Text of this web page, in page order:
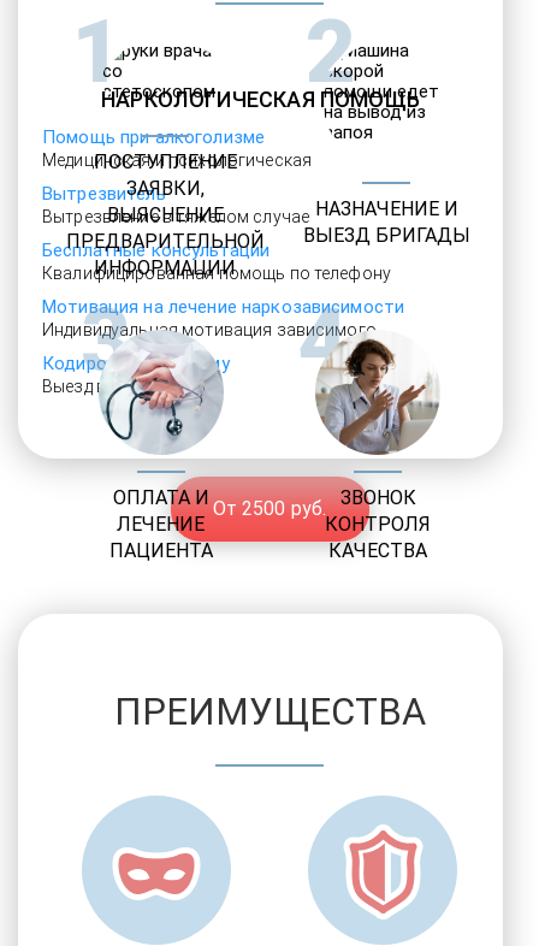
НАРКОЛОГИЧЕСКАЯ ПОМОЩЬ
Помощь при алкоголизме
Медицинская и психологическая
Вытрезвитель
Вытрезвление в тяжелом случае
Бесплатные консультации
Квалифицированная помощь по телефону
Мотивация на лечение наркозависимости
Индивидуальная мотивация зависимого
Кодирование на дому
Выезд врача на адрес
От 2500 руб.
1
ПОСТУПЛЕНИЕ
ЗАЯВКИ,
ВЫЯСНЕНИЕ
ПРЕДВАРИТЕЛЬНОЙ
ИНФОРМАЦИИ
2
НАЗНАЧЕНИЕ И
ВЫЕЗД БРИГАДЫ
3
ОПЛАТА И
ЛЕЧЕНИЕ
ПАЦИЕНТА
4
ЗВОНОК
КОНТРОЛЯ
КАЧЕСТВА
ПРЕИМУЩЕСТВА